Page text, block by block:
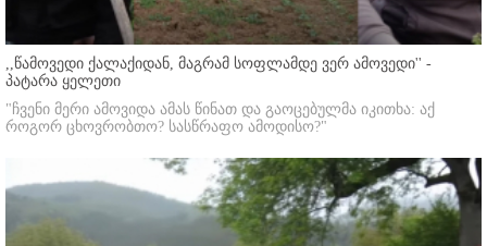
,,წამოვედი ქალაქიდან, მაგრამ სოფლამდე ვერ ამოვედი'' -
პატარა ყელეთი
"ჩვენი მერი ამოვიდა ამას წინათ და გაოცებულმა იკითხა: აქ
როგორ ცხოვრობთო? სასწრაფო ამოდისო?"